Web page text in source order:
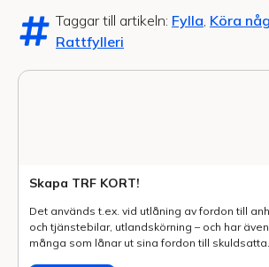
Taggar till artikeln: Fylla Köra
Rattfylleri
Skapa TRF KORT!
Det används t.ex. vid utlåning av fordon till
och tjänstebilar, utlands­körning – och har
många som lånar ut sina fordon till skuldsatta.